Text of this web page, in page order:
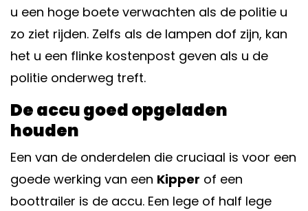
u een hoge boete verwachten als de politie u
zo ziet rijden. Zelfs als de lampen dof zijn, kan
het u een flinke kostenpost geven als u de
politie onderweg treft.
De accu goed opgeladen
houden
Een van de onderdelen die cruciaal is voor een
goede werking van een Kipper of een
boottrailer is de accu. Een lege of half lege